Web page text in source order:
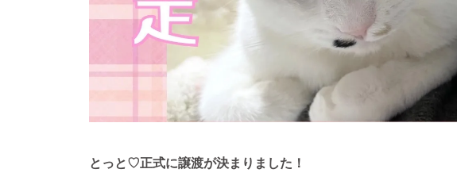
とっと♡正式に譲渡が決まりました！